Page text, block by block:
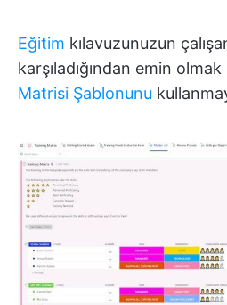
Eğitim kılavuzunuzun
karşıladığından emin olmak
Matrisi Şablonunu